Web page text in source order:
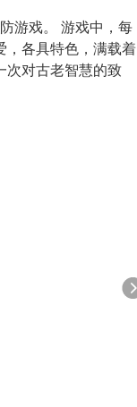
游戏。 游戏中，每
，各具特色，满载着
次对古老智慧的致